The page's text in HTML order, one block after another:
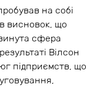
на собі
висновок, що
сфера
Вілсон
підприємств, що